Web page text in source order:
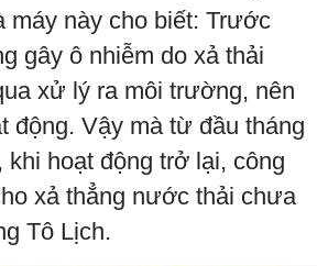
máy này cho biết: Trước
gây ô nhiễm do xả thải
xử lý ra môi trường, nên
động. Vậy mà từ đầu tháng
khi hoạt động trở lại, công
xả thẳng nước thải chưa
Tô Lịch.